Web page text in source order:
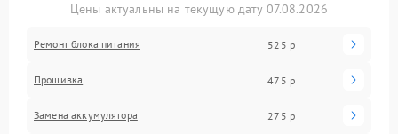
Цены актуальны на текущую дату 07.08.2026
Ремонт блока питания 525 р
Прошивка 475 р
Замена аккумулятора 275 р